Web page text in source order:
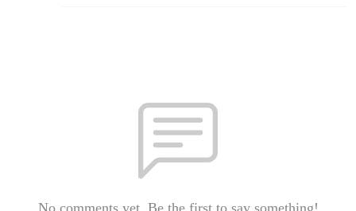
No comments yet. Be the first to say something!